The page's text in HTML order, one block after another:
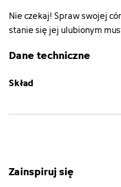
Nie czekaj! Spraw swojej
stanie się jej ulubionym
Dane techniczne
Skład
Zainspiruj się